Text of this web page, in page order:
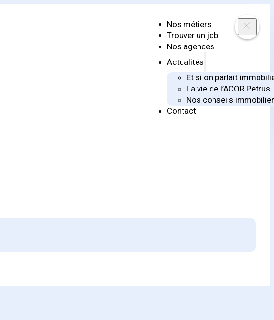
Nos métiers
Trouver un job
Nos agences
Actualités
Et si on parlait
La vie de l’ACOR Petrus
Nos conseils
Contact